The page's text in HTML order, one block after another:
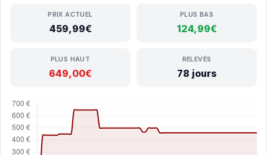
PRIX ACTUEL
459,99€
PLUS BAS
124,99€
PLUS HAUT
649,00€
RELEVÉS
78 jours